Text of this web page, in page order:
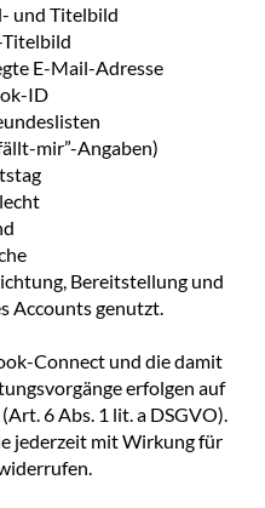
und Titelbild
Titelbild
E-Mail-Adresse
ID
mir”-Angaben)
Bereitstellung und
Accounts genutzt.
Connect und die damit
erfolgen auf
6 Abs. 1 lit. a DSGVO).
jederzeit mit Wirkung für